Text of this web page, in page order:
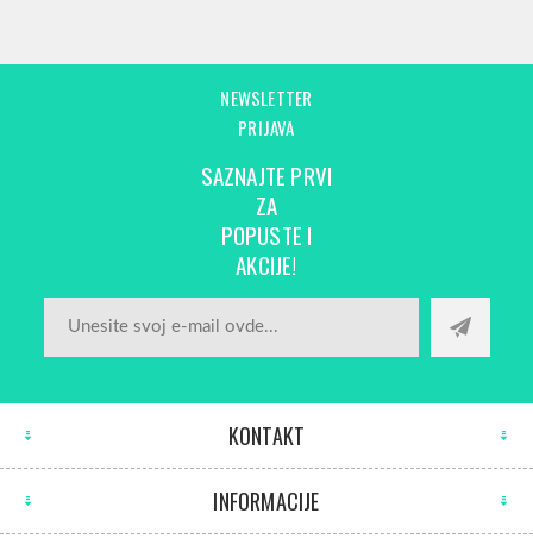
NEWSLETTER
PRIJAVA
SAZNAJTE PRVI
ZA
POPUSTE I
AKCIJE!
KONTAKT
INFORMACIJE